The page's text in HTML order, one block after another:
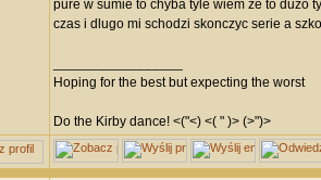
pure w sumie to chyba tyle wiem ze to duzo
czas i dlugo mi schodzi skonczyc serie a
Hoping for the best but expecting the worst
Do the Kirby dance! <("<) <( " )> (>")>